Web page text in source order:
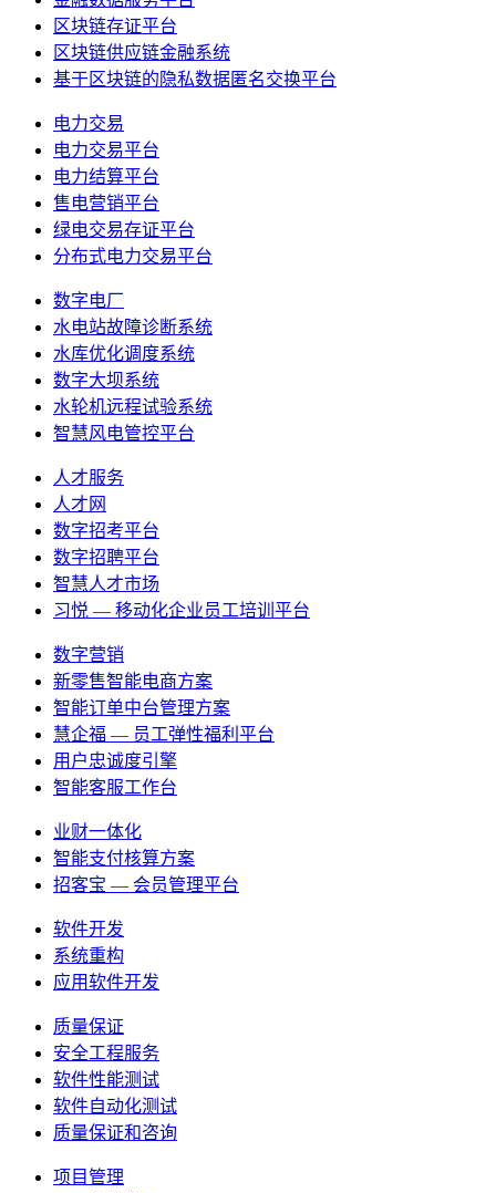
区块链存证平台
区块链供应链金融系统
基于区块链的隐私数据匿名交换平台
电力交易
电力交易平台
电力结算平台
售电营销平台
绿电交易存证平台
分布式电力交易平台
数字电厂
水电站故障诊断系统
水库优化调度系统
数字大坝系统
水轮机远程试验系统
智慧风电管控平台
人才服务
人才网
数字招考平台
数字招聘平台
智慧人才市场
习悦 — 移动化企业员工培训平台
数字营销
新零售智能电商方案
智能订单中台管理方案
慧企福 — 员工弹性福利平台
用户忠诚度引擎
智能客服工作台
业财一体化
智能支付核算方案
招客宝 — 会员管理平台
软件开发
系统重构
应用软件开发
质量保证
安全工程服务
软件性能测试
软件自动化测试
质量保证和咨询
项目管理